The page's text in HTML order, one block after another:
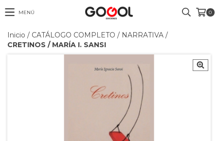
MENÚ 0
Inicio / CATÁLOGO COMPLETO / NARRATIVA /
CRETINOS / MARÍA I. SANSI